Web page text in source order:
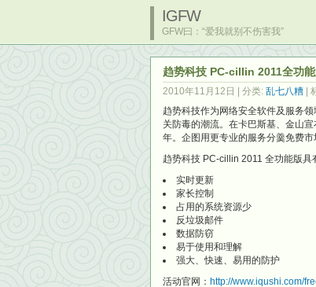
IGFW
GFW曰：“爱我就别不伤害我”
趋势科技 PC-cillin 2011全功
2010年11月12日 | 分类: 乱七八糟 |
趋势科技作为网络安全软件及服务
关防毒的潮流。在卡巴斯基、金山
年。企图用更专业的服务分羹免费市
趋势科技 PC-cillin 2011 全功能版具
实时更新
家长控制
占用的系统资源少
反垃圾邮件
数据防窃
易于使用和理解
强大、快速、易用的防护
活动官网： http://www.iqushi.com/